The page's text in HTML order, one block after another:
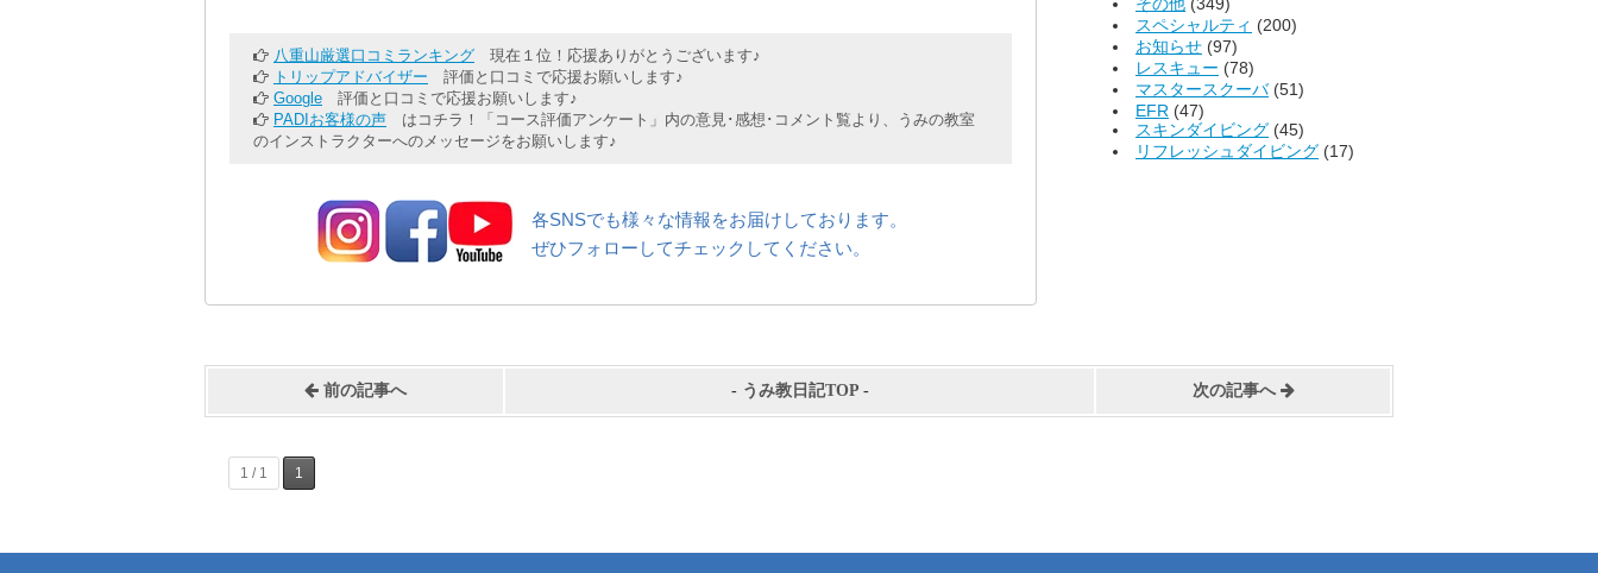
スペシャルティ (200)
お知らせ (97)
レスキュー (78)
マスタースクーバ(51)
EFR (47)
スキンダイビング (45)
リフレッシュダイビング (17)
八重山厳選口コミランキング 現在１位！応援ありがとうございます♪
トリップアドバイザー 評価と口コミで応援お願いします♪
Google 評価と口コミで応援お願いします♪
PADIお客様の声 はコチラ！「コース評価アンケート」内の意見･感想･コメント覧より、うみの教室
のインストラクターへのメッセージをお願いします♪
各SNSでも様々な情報をお届けしております。
ぜひフォローしてチェックしてください。
前の記事へ - うみ教日記TOP- 次の記事へ
1 / 1 1